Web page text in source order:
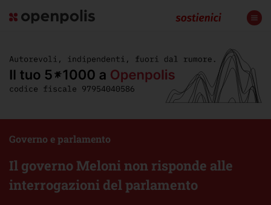
Il governo Meloni non risponde alle
interrogazioni del parlamento
Governo e parlamento